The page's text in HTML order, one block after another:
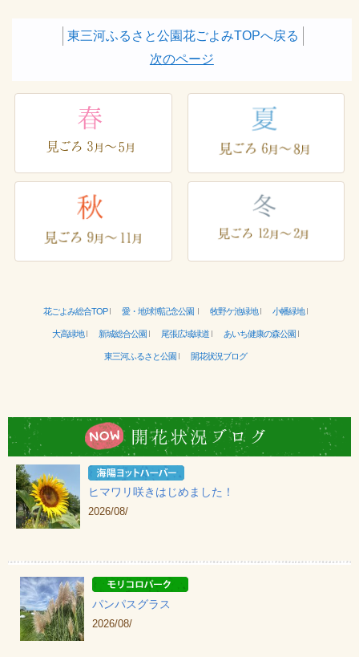
東三河ふるさと公園花ごよみTOPへ戻る
次のページ
花ごよみ総合TOP 愛・地球博記念公園 牧野ケ池緑地 小幡緑地
大高緑地 新城総合公園 尾張広域緑道 あいち健康の森公園
東三河ふるさと公園 開花状況ブログ
ヒマワリ咲きはじめました！
2026/08/
パンパスグラス
2026/08/